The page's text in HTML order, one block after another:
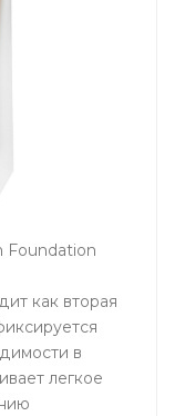
Foundation
как вторая
в
легкое